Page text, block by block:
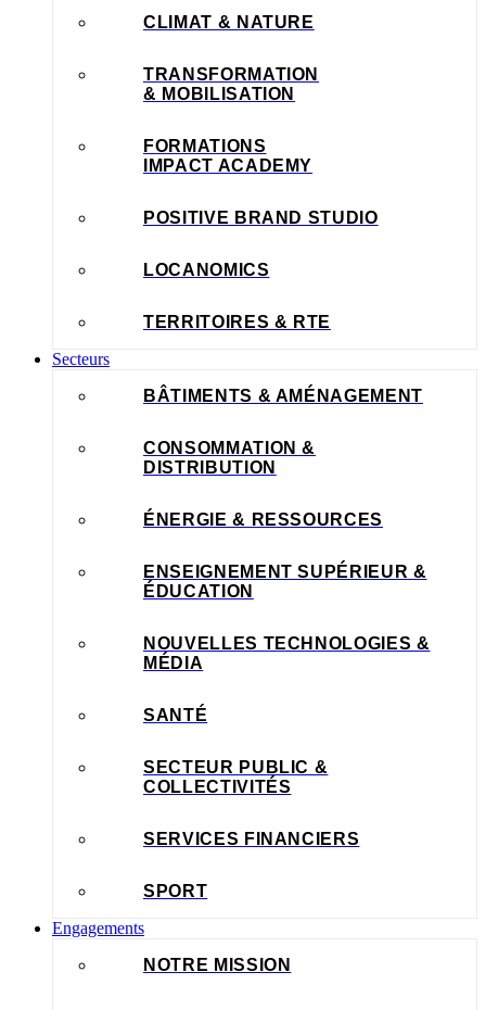
CLIMAT & NATURE
TRANSFORMATION
& MOBILISATION
FORMATIONS
IMPACT ACADEMY
POSITIVE BRAND STUDIO
LOCANOMICS
TERRITOIRES & RTE
Secteurs
BÂTIMENTS & AMÉNAGEMENT
CONSOMMATION &
DISTRIBUTION
ÉNERGIE & RESSOURCES
ENSEIGNEMENT SUPÉRIEUR &
ÉDUCATION
NOUVELLES TECHNOLOGIES &
MÉDIA
SANTÉ
SECTEUR PUBLIC &
COLLECTIVITÉS
SERVICES FINANCIERS
SPORT
Engagements
NOTRE MISSION